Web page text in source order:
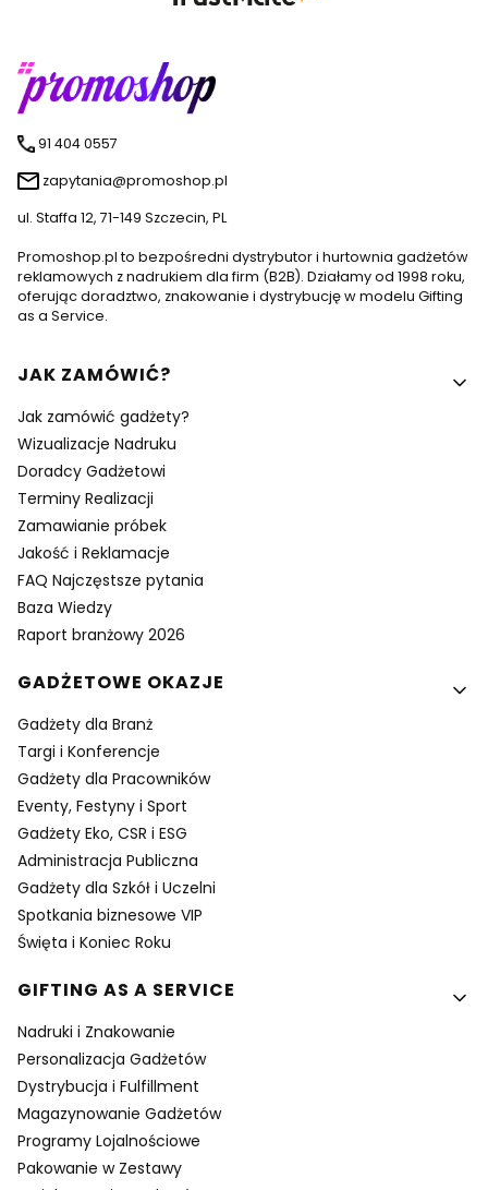
91 404 0557
zapytania@promoshop.pl
ul. Staffa 12, 71-149 Szczecin, PL
Promoshop.pl to bezpośredni dystrybutor i hurtownia gadżetów
reklamowych z nadrukiem dla firm (B2B). Działamy od 1998 roku,
oferując doradztwo, znakowanie i dystrybucję w modelu Gifting
as a Service.
Linki w stopce
JAK ZAMÓWIĆ?
Jak zamówić gadżety?
Wizualizacje Nadruku
Doradcy Gadżetowi
Terminy Realizacji
Zamawianie próbek
Jakość i Reklamacje
FAQ Najczęstsze pytania
Baza Wiedzy
Raport branżowy 2026
GADŻETOWE OKAZJE
Gadżety dla Branż
Targi i Konferencje
Gadżety dla Pracowników
Eventy, Festyny i Sport
Gadżety Eko, CSR i ESG
Administracja Publiczna
Gadżety dla Szkół i Uczelni
Spotkania biznesowe VIP
Święta i Koniec Roku
GIFTING AS A SERVICE
Nadruki i Znakowanie
Personalizacja Gadżetów
Dystrybucja i Fulfillment
Magazynowanie Gadżetów
Programy Lojalnościowe
Pakowanie w Zestawy